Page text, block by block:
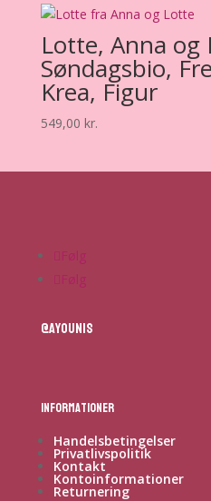
Lotte, Anna og
Søndagsbio,
Krea, Figur
549,00 kr.
Følg
Følg
@ayounis
Informationer
Handelsbetingelser
Privatlivspolitik
Kontakt
Kontoinformationer
Returnering